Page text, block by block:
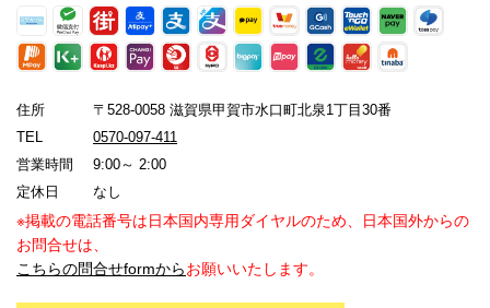
住所
〒528-0058 滋賀県甲賀市水口町北泉1丁目30番
TEL
0570-097-411
営業時間
9:00～ 2:00
定休日
なし
※掲載の電話番号は日本国内専用ダイヤルのため、日本国外からの
お問合せは、
こちらの問合せformからお願いいたします。